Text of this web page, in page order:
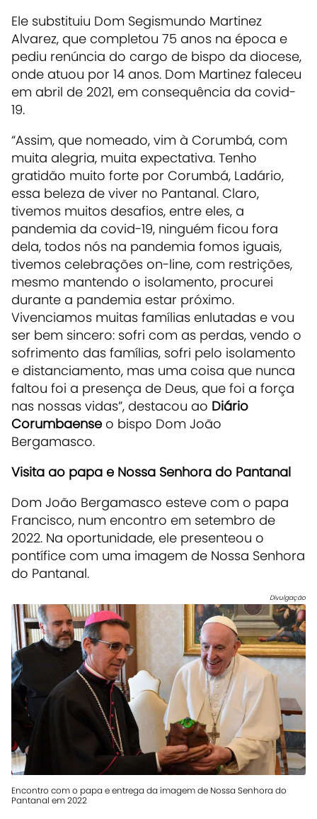
Ele substituiu Dom Segismundo Martinez
Alvarez, que completou 75 anos na época e
pediu renúncia do cargo de bispo da diocese,
onde atuou por 14 anos. Dom Martinez faleceu
em abril de 2021, em consequência da covid-
19.
“Assim, que nomeado, vim à Corumbá, com
muita alegria, muita expectativa. Tenho
gratidão muito forte por Corumbá, Ladário,
essa beleza de viver no Pantanal. Claro,
tivemos muitos desafios, entre eles, a
pandemia da covid-19, ninguém ficou fora
dela, todos nós na pandemia fomos iguais,
tivemos celebrações on-line, com restrições,
mesmo mantendo o isolamento, procurei
durante a pandemia estar próximo.
Vivenciamos muitas famílias enlutadas e vou
ser bem sincero: sofri com as perdas, vendo o
sofrimento das famílias, sofri pelo isolamento
e distanciamento, mas uma coisa que nunca
faltou foi a presença de Deus, que foi a força
nas nossas vidas”, destacou ao Diário
Corumbaense o bispo Dom João
Bergamasco.
Visita ao papa e Nossa Senhora do Pantanal
Dom João Bergamasco esteve com o papa
Francisco, num encontro em setembro de
2022. Na oportunidade, ele presenteou o
pontífice com uma imagem de Nossa Senhora
do Pantanal.
Divulgação
Encontro com o papa e entrega da imagem de Nossa Senhora do
Pantanal em 2022